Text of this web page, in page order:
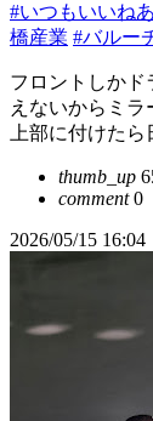
#いつもいいね
橋産業 #バルー
フロントしかド
えないからミ
上部に付けた
thumb_up
comment0
2026/05/15 16:04